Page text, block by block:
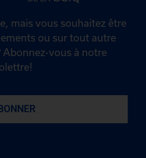
mais vous souhaitez être
ou sur tout autre
vous à notre